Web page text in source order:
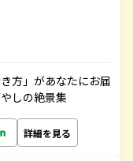
方」があなたにお届
しの絶景集
詳細を見る